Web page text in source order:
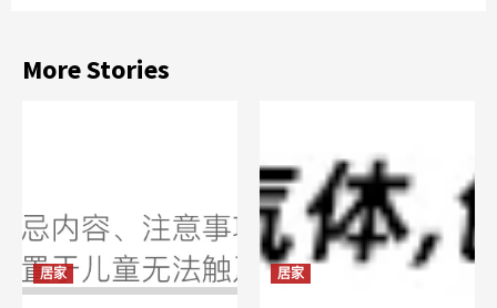
More Stories
居家 居家